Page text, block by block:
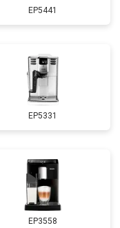
EP5441
EP5331
EP3558